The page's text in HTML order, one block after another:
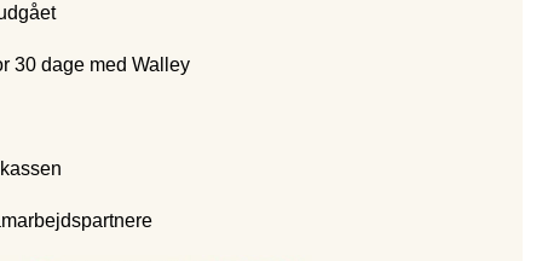
30 dage med Walley